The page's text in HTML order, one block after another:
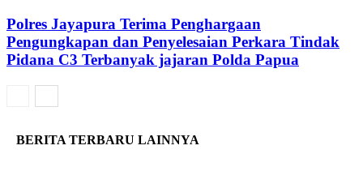
Polres Jayapura Terima Penghargaan
Pengungkapan dan Penyelesaian Perkara Tindak
Pidana C3 Terbanyak jajaran Polda Papua
BERITA TERBARU LAINNYA